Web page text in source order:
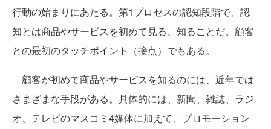
行動の始まりにあたる。第1プロセスの認知段階で、認
知とは商品やサービスを初めて見る、知ることだ。顧客
との最初のタッチポイント（接点）でもある。
顧客が初めて商品やサービスを知るのには、近年では
さまざまな手段がある。具体的には、新聞、雑誌、ラジ
オ、テレビのマスコミ4媒体に加えて、プロモーション